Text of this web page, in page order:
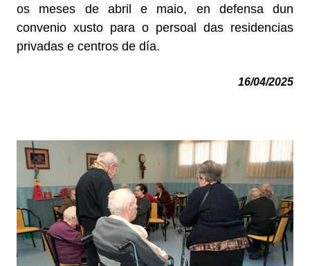
os meses de abril e maio, en defensa dun
convenio xusto para o persoal das residencias
privadas e centros de día.
16/04/2025